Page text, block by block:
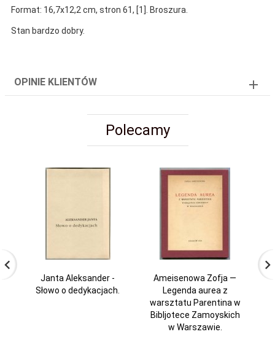
Format: 16,7x12,2 cm, stron 61, [1]. Broszura.
Stan bardzo dobry.
OPINIE KLIENTÓW
Polecamy
Janta Aleksander -
Słowo o dedykacjach.
Ameisenowa Zofja —
Legenda aurea z
warsztatu Parentina w
Bibljotece Zamoyskich
w Warszawie.